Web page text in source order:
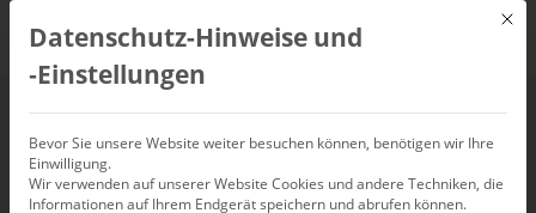
Webinar:
Mit
Datenschutz-Hinweise und
‑Einstellungen
Bevor Sie unsere Website weiter besuchen können, benötigen wir Ihre
Einwilligung.
Wir verwenden auf unserer Website Cookies und andere Techniken, die
Informationen auf Ihrem Endgerät speichern und abrufen können.